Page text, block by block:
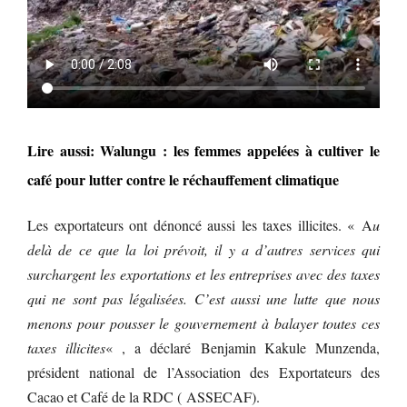
Lire aussi: Walungu : les femmes appelées à cultiver le
café pour lutter contre le réchauffement climatique
Les exportateurs ont dénoncé aussi les taxes illicites. « Au
delà de ce que la loi prévoit, il y a d’autres services qui
surchargent les exportations et les entreprises avec des taxes
qui ne sont pas légalisées. C’est aussi une lutte que nous
menons pour pousser le gouvernement à balayer toutes ces
taxes illicites« , a déclaré Benjamin Kakule Munzenda,
président national de l’Association des Exportateurs des
Cacao et Café de la RDC ( ASSECAF).